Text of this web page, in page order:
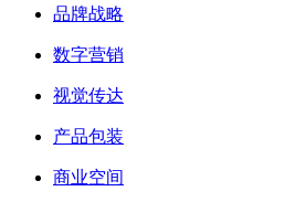
品牌战略
数字营销
视觉传达
产品包装
商业空间